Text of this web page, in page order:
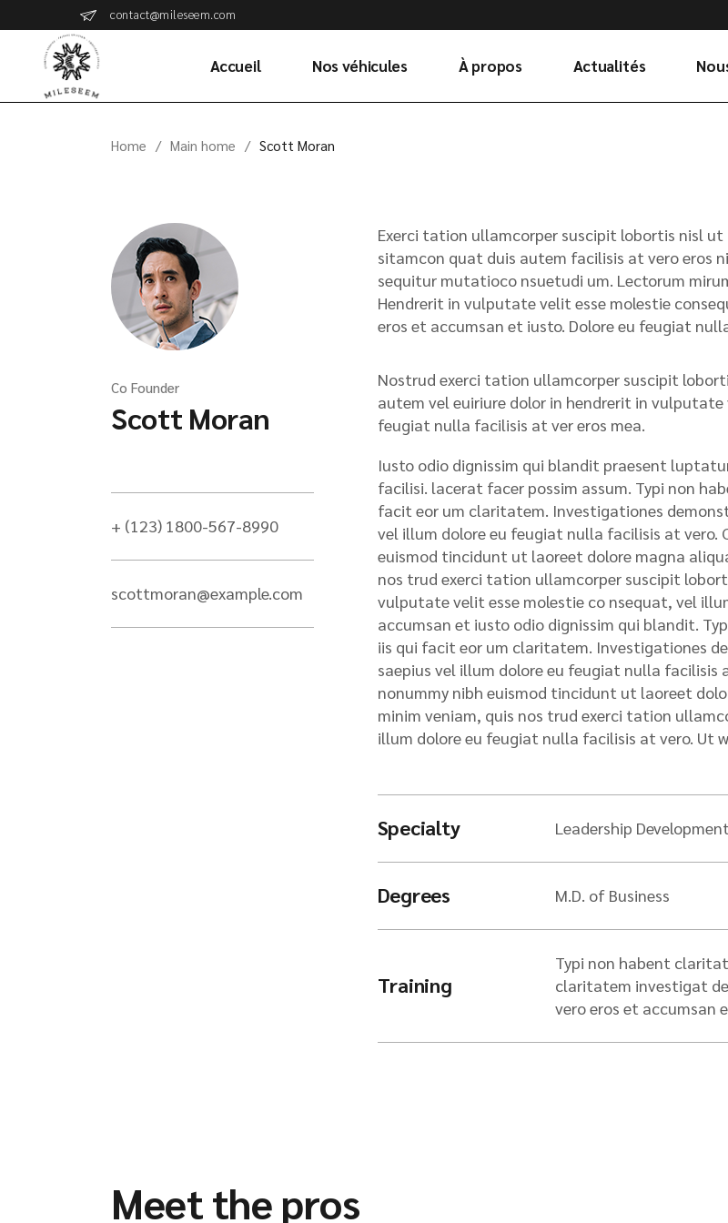
contact@mileseem.com
Accueil Nos véhicules À propos Actualités
Home Main home Scott Moran
Co Founder
Scott Moran
+ (123) 1800-567-8990
scottmoran@example.com
Exerci tation ullamcorper suscipit lobortis nisl
sitamcon quat duis autem facilisis at vero eros
sequitur mutatioco nsuetudi um. Lectorum
Hendrerit in vulputate velit esse molestie
eros et accumsan et iusto. Dolore eu feugiat
Nostrud exerci tation ullamcorper suscipit
autem vel euiriure dolor in hendrerit in
feugiat nulla facilisis at ver eros mea.
Iusto odio dignissim qui blandit praesent
facilisi. lacerat facer possim assum. Typi non
facit eor um claritatem. Investigationes
vel illum dolore eu feugiat nulla facilisis at vero.
euismod tincidunt ut laoreet dolore magna
nos trud exerci tation ullamcorper suscipit
vulputate velit esse molestie co nsequat, vel
accumsan et iusto odio dignissim qui blandit.
iis qui facit eor um claritatem. Investigationes
saepius vel illum dolore eu feugiat nulla facilisis
nonummy nibh euismod tincidunt ut laoreet
minim veniam, quis nos trud exerci tation
illum dolore eu feugiat nulla facilisis at vero. Ut
Specialty Leadership Development
Degrees M.D. of Business
Training
Typi non habent
claritatem investigat
vero eros et accumsan
Meet the pros